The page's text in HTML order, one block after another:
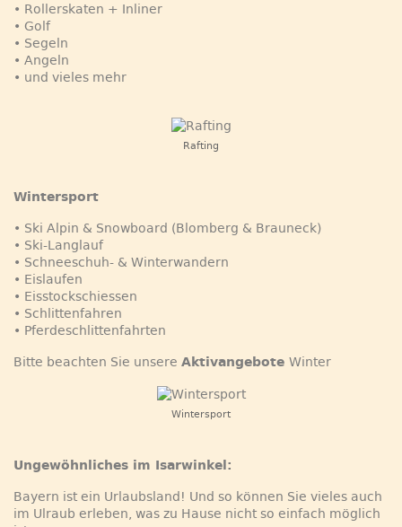
• Rollerskaten + Inliner
• Golf
• Segeln
• Angeln
• und vieles mehr
Rafting
Wintersport
• Ski Alpin & Snowboard (Blomberg & Brauneck)
• Ski-Langlauf
• Schneeschuh- & Winterwandern
• Eislaufen
• Eisstockschiessen
• Schlittenfahren
• Pferdeschlittenfahrten
Bitte beachten Sie unsere Aktivangebote Winter
Wintersport
Ungewöhnliches im Isarwinkel:
Bayern ist ein Urlaubsland! Und so können Sie vieles auch
im Ulraub erleben, was zu Hause nicht so einfach möglich